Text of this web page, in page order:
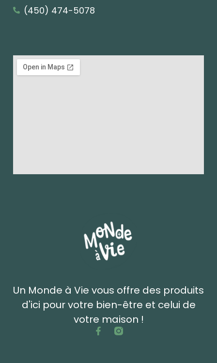
Un Monde à Vie vous offre des produits
d'ici pour votre bien-être et celui de
votre maison !
(450) 474-5078